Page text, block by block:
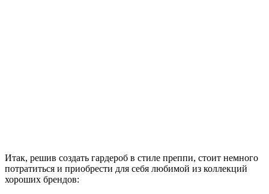
Итак, решив создать гардероб в стиле преппи, стоит немного
потратиться и приобрести для себя любимой из коллекций
хороших брендов: